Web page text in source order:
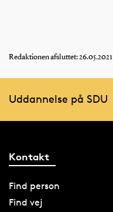
Redaktionen afsluttet: 26.05.2021
Uddannelse på SDU
Kontakt
Find person
Find vej